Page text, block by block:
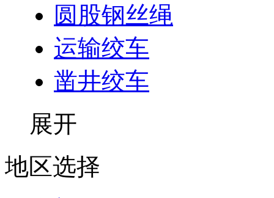
圆股钢丝绳
运输绞车
凿井绞车
展开
地区选择